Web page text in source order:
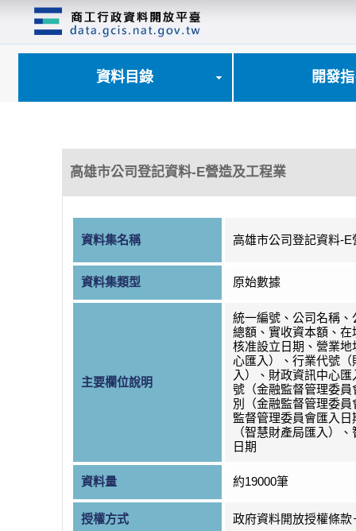
資料目錄 開發
高雄市公司登記資料-E營造及工程業
資料集名稱 高雄市公司登記資料-E
資料集類型 原始數據
主要欄位說明
統一編號、公司名稱、
總額、實收資本額、在
核准設立日期、營業地
心匯入）、行業代號（
入）、財政資訊中心
號（金融監督管理委員
別（金融監督管理委
監督管理委員會匯入日
（智慧財產局匯入）
日期
資料量 約19000筆
授權方式 政府資料開放授權條款